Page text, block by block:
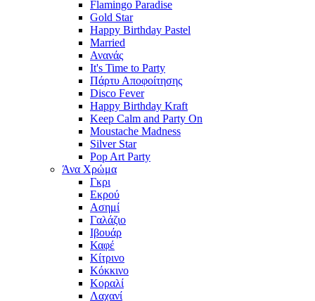
Flamingo Paradise
Gold Star
Happy Birthday Pastel
Married
Ανανάς
It's Time to Party
Πάρτυ Αποφοίτησης
Disco Fever
Happy Birthday Kraft
Keep Calm and Party On
Moustache Madness
Silver Star
Pop Art Party
Άνα Χρώμα
Γκρι
Εκρού
Ασημί
Γαλάζιο
Ιβουάρ
Καφέ
Κίτρινο
Κόκκινο
Κοραλί
Λαχανί